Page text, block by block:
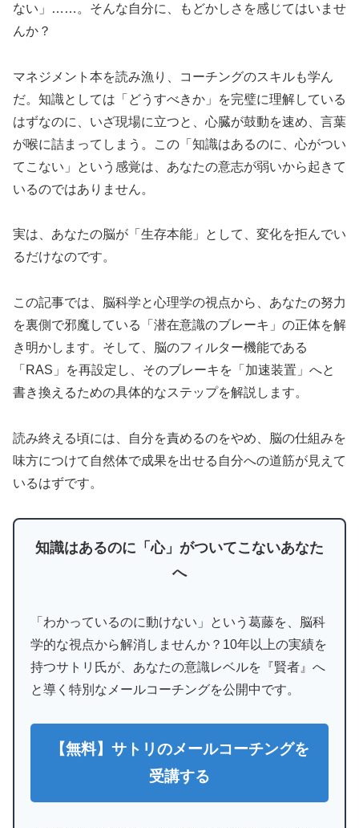
ない」……。そんな自分に、もどかしさを感じてはいませ
んか？
マネジメント本を読み漁り、コーチングのスキルも学ん
だ。知識としては「どうすべきか」を完璧に理解している
はずなのに、いざ現場に立つと、心臓が鼓動を速め、言葉
が喉に詰まってしまう。この「知識はあるのに、心がつい
てこない」という感覚は、あなたの意志が弱いから起きて
いるのではありません。
実は、あなたの脳が「生存本能」として、変化を拒んでい
るだけなのです。
この記事では、脳科学と心理学の視点から、あなたの努力
を裏側で邪魔している「潜在意識のブレーキ」の正体を解
き明かします。そして、脳のフィルター機能である
「RAS」を再設定し、そのブレーキを「加速装置」へと
書き換えるための具体的なステップを解説します。
読み終える頃には、自分を責めるのをやめ、脳の仕組みを
味方につけて自然体で成果を出せる自分への道筋が見えて
いるはずです。
知識はあるのに「心」がついてこないあなた
へ
「わかっているのに動けない」という葛藤を、脳科
学的な視点から解消しませんか？10年以上の実績を
持つサトリ氏が、あなたの意識レベルを『賢者』へ
と導く特別なメールコーチングを公開中です。
【無料】サトリのメールコーチングを
受講する